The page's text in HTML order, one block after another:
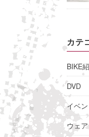
カテ
BIKE
DVD
イベン
ウェア